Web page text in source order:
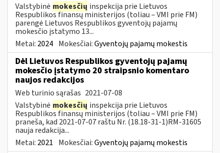
Valstybinė mokesčių inspekcija prie Lietuvos
Respublikos finansų ministerijos (toliau – VMI prie FM)
parengė Lietuvos Respublikos gyventojų pajamų
mokesčio įstatymo 13...
Metai: 2024 Mokesčiai:Gyventojų pajamų mokestis
Dėl Lietuvos Respublikos gyventojų pajamų
mokesčio įstatymo 20 straipsnio komentaro
naujos redakcijos
Web turinio sąrašas 2021-07-08
Valstybinė mokesčių inspekcija prie Lietuvos
Respublikos finansų ministerijos (toliau – VMI prie FM)
praneša, kad 2021-07-07 raštu Nr. (18.18-31-1)RM-31605
nauja redakcija...
Metai: 2021 Mokesčiai:Gyventojų pajamų mokestis